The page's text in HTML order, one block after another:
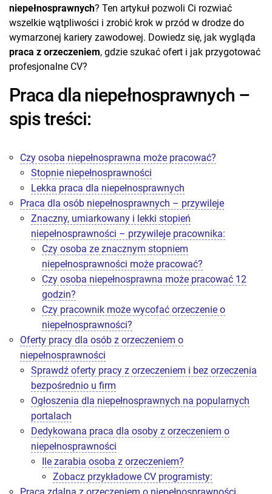
niepełnosprawnych? Ten artykuł pozwoli Ci rozwiać
wszelkie wątpliwości i zrobić krok w przód w drodze do
wymarzonej kariery zawodowej. Dowiedz się, jak wygląda
praca z orzeczeniem, gdzie szukać ofert i jak przygotować
profesjonalne CV?
Praca dla niepełnosprawnych –
spis treści:
Czy osoba niepełnosprawna może pracować?
Stopnie niepełnosprawności
Lekka praca dla niepełnosprawnych
Praca dla osób niepełnosprawnych – przywileje
Znaczny, umiarkowany i lekki stopień
niepełnosprawności – przywileje pracownika:
Czy osoba ze znacznym stopniem
niepełnosprawności może pracować?
Czy osoba niepełnosprawna może pracować 12
godzin?
Czy pracownik może wycofać orzeczenie o
niepełnosprawności?
Oferty pracy dla osób z orzeczeniem o
niepełnosprawności
Sprawdź oferty pracy z orzeczeniem i bez orzeczenia
bezpośrednio u firm
Ogłoszenia dla niepełnosprawnych na popularnych
portalach
Dedykowana praca dla osoby z orzeczeniem o
niepełnosprawności
Ile zarabia osoba z orzeczeniem?
Zobacz przykładowe CV programisty:
Praca zdalna z orzeczeniem o niepełnosprawności